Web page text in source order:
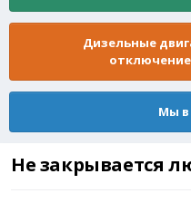
Дизельные
отключение:
Мы в
Не закрывается